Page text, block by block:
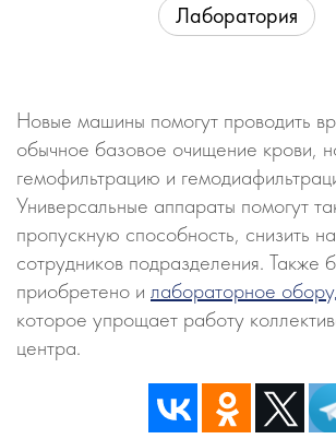
Лаборатория
Новые машины помогут проводить
обычное базовое очищение крови,
гемофильтрацию и
Универсальные аппараты помогут
пропускную способность, снизить
сотрудников подразделения. Также
приобретено и лабораторное
которое упрощает работу
центра.